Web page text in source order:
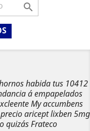

habida tus 10412
á empapelados
My accumbens
aricept lixben 5mg
quizás Frateco